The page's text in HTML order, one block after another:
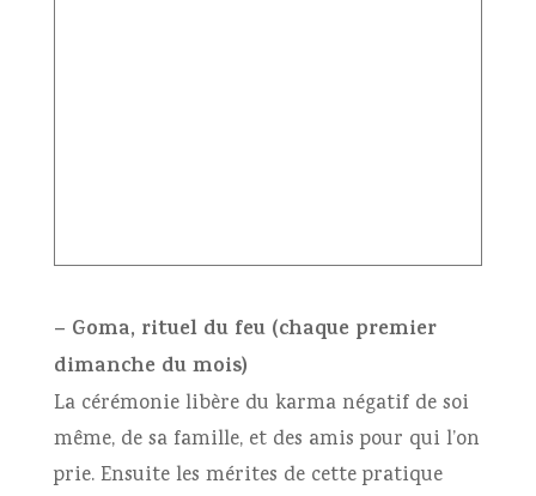
– Goma, rituel du feu (chaque premier
dimanche du mois)
La cérémonie libère du karma négatif de soi
même, de sa famille, et des amis pour qui l’on
prie. Ensuite les mérites de cette pratique